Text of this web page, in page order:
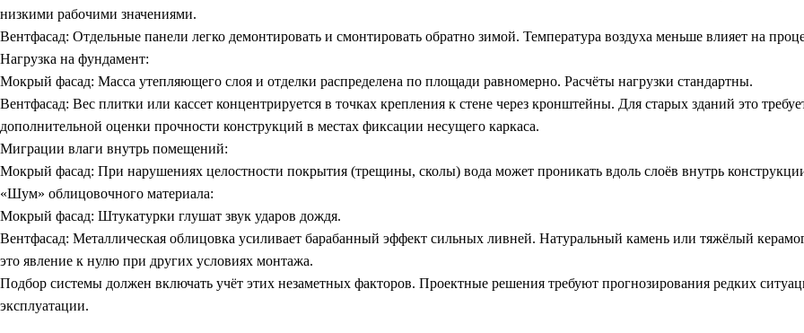
низкими рабочими значениями.
Вентфасад: Отдельные панели легко демонтировать и смонтировать обратно зимой. Температура воздуха меньше влияет на
Нагрузка на фундамент:
Мокрый фасад: Масса утепляющего слоя и отделки распределена по площади равномерно. Расчёты нагрузки стандартны.
Вентфасад: Вес плитки или кассет концентрируется в точках крепления к стене через кронштейны. Для старых зданий это
дополнительной оценки прочности конструкций в местах фиксации несущего каркаса.
Миграции влаги внутрь помещений:
Мокрый фасад: При нарушениях целостности покрытия (трещины, сколы) вода может проникать вдоль слоёв внутрь
«Шум» облицовочного материала:
Мокрый фасад: Штукатурки глушат звук ударов дождя.
Вентфасад: Металлическая облицовка усиливает барабанный эффект сильных ливней. Натуральный камень или тяжёлый
это явление к нулю при других условиях монтажа.
Подбор системы должен включать учёт этих незаметных факторов. Проектные решения требуют прогнозирования редких
эксплуатации.